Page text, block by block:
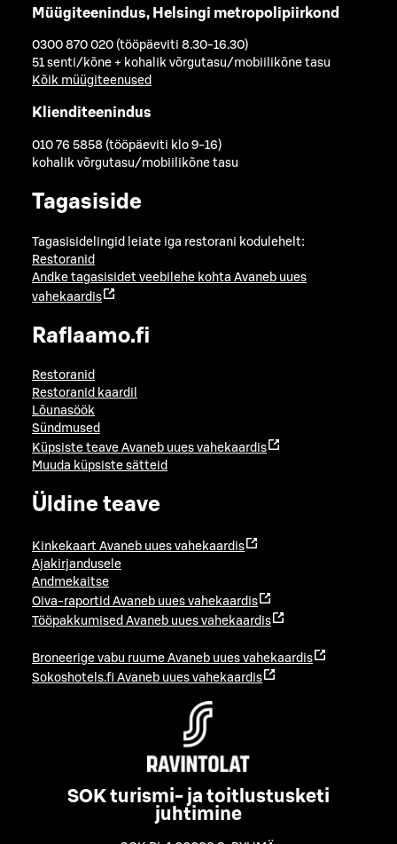
Müügiteenindus, Helsingi metropolipiirkond
0300 870 020 (tööpäeviti 8.30-16.30)
51 senti/kõne + kohalik võrgutasu/mobiilikõne tasu
Kõik müügiteenused
Klienditeenindus
010 76 5858 (tööpäeviti klo 9-16)
kohalik võrgutasu/mobiilikõne tasu
Tagasiside
Tagasisidelingid leiate iga restorani kodulehelt:
Restoranid
Andke tagasisidet veebilehe kohta Avaneb uues
vahekaardis
Raflaamo.fi
Restoranid
Restoranid kaardil
Lõunasöök
Sündmused
Küpsiste teave Avaneb uues vahekaardis
Muuda küpsiste sätteid
Üldine teave
Kinkekaart Avaneb uues vahekaardis
Ajakirjandusele
Andmekaitse
Oiva-raportid Avaneb uues vahekaardis
Tööpakkumised Avaneb uues vahekaardis
Broneerige vabu ruume Avaneb uues vahekaardis
Sokoshotels.fi Avaneb uues vahekaardis
SOK turismi- ja toitlustusketi
juhtimine